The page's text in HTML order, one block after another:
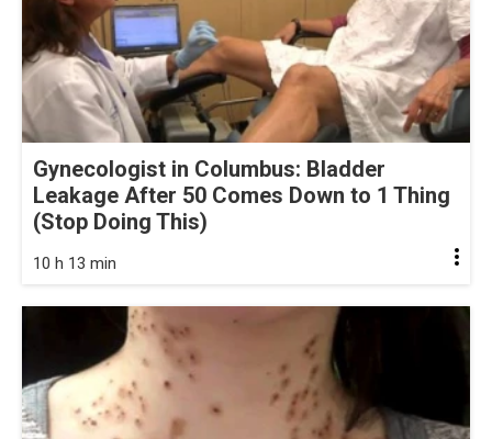
Gynecologist in Columbus: Bladder
Leakage After 50 Comes Down to 1 Thing
(Stop Doing This)
10 h 13 min